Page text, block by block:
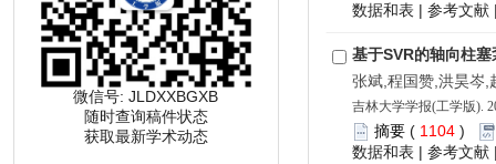
微信号: JLDXXBGXB
随时查询稿件状态
获取最新学术动态
数据和表 | 参考文献
基于SVR的轴向柱
张斌,程国赞,洪昊岑,
吉林大学学报(工学版).
摘要 ( 1104 )
数据和表 | 参考文献